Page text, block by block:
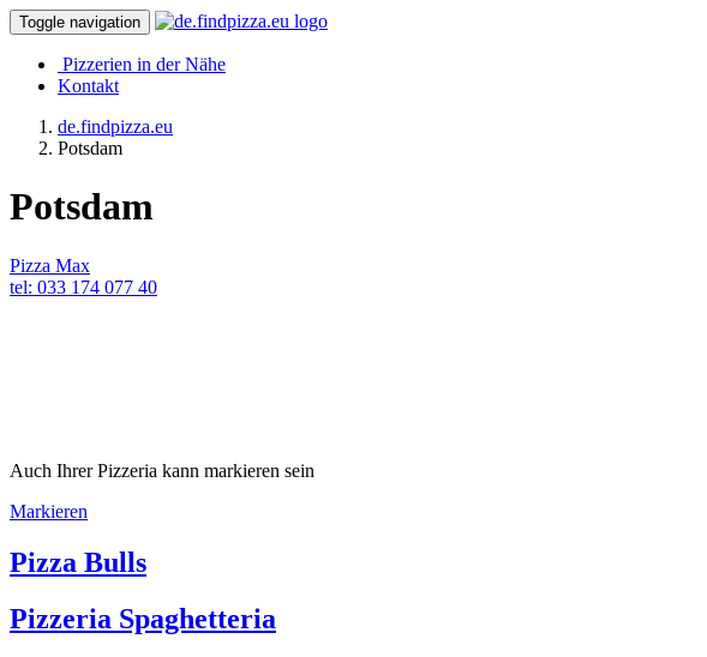
Toggle navigation
Pizzerien in der Nähe
Kontakt
de.findpizza.eu
Potsdam
Potsdam
Pizza Max
tel: 033 174 077 40
Auch Ihrer Pizzeria kann markieren sein
Markieren
Pizza Bulls
Pizzeria Spaghetteria